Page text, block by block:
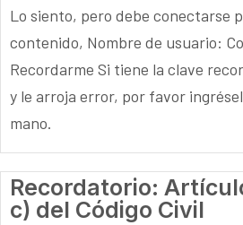
Lo siento, pero debe conectarse
contenido, Nombre de usuario:
Recordarme Si tiene la clave
y le arroja error, por favor
mano.
Recordatorio:
c) del Código Civil